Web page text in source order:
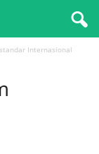
Internasional